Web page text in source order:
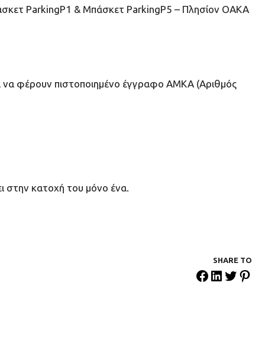
ParkingP1 & Μπάσκετ ParkingP5 – Πλησίον ΟΑΚΑ
να φέρουν πιστοποιημένο έγγραφο ΑΜΚΑ (Αριθμός
στην κατοχή του μόνο ένα.
SHARE ΤΟ